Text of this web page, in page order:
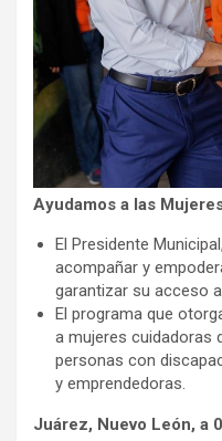
Ayudamos a las
El Presidente
acompañar y
garantizar su acceso
El programa que
a mujeres cuidadoras
personas con
y emprendedoras.
Juárez, Nuevo León, a